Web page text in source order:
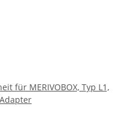
für MERIVOBOX, Typ L1,